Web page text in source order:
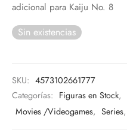
adicional para Kaiju No. 8
Sin existencias
SKU: 4573102661777
Categorías: Figuras en Stock,
Movies /Videogames, Series,